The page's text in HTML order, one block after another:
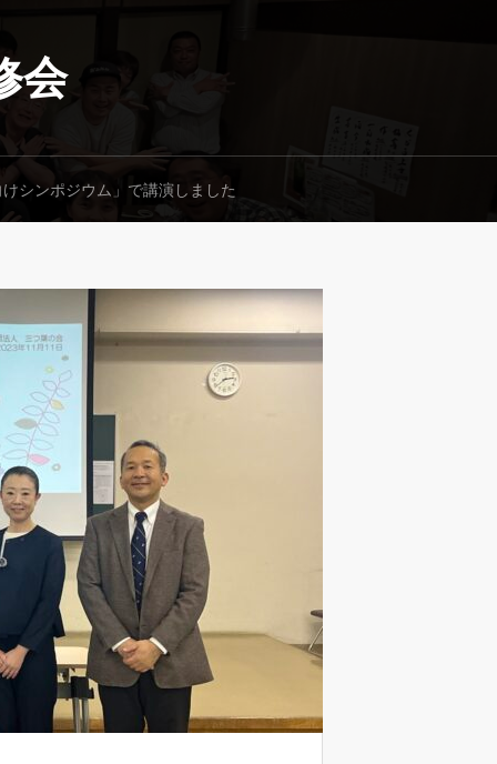
会
シンポジウム」で講演しました